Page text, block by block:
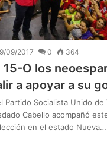
09/2017 0 364
15-O los
a apoyar a su
Partido Socialista Unido de
Cabello acompañó
en el estado Nueva…